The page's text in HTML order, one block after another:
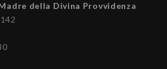
della Divina Provvidenza